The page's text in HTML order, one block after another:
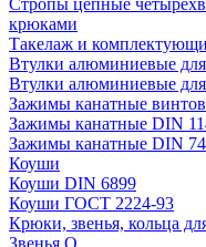
Стропы цепные
крюками
Такелаж и
Втулки алюминиевые для
Втулки алюминиевые
Зажимы канатные
Зажимы канатные DIN
Зажимы канатные DIN
Коуши
Коуши DIN 6899
Коуши ГОСТ 2224-93
Крюки, звенья, кольца
Звенья О